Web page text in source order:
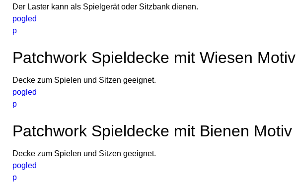
Der Laster kann als Spielgerät oder Sitzbank dienen.
pogled
p
Patchwork Spieldecke mit Wiesen Motiv
Decke zum Spielen und Sitzen geeignet.
pogled
p
Patchwork Spieldecke mit Bienen Motiv
Decke zum Spielen und Sitzen geeignet.
pogled
p